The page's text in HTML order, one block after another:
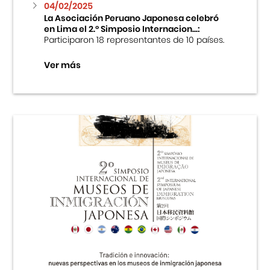
04/02/2025
La Asociación Peruano Japonesa celebró
en Lima el 2.º Simposio Internacion...:
Participaron 18 representantes de 10 países.
Ver más